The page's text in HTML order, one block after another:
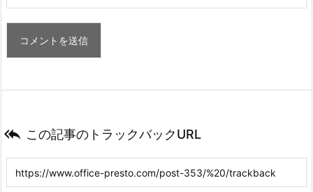
 この記事のトラックバックURL